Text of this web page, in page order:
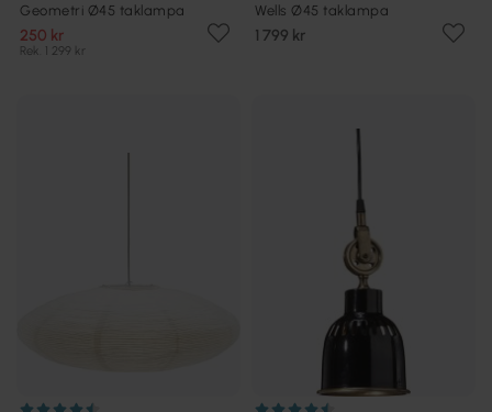
Geometri Ø45 taklampa
250 kr
Rek. 1 299 kr
Wells Ø45 taklampa
1 799 kr